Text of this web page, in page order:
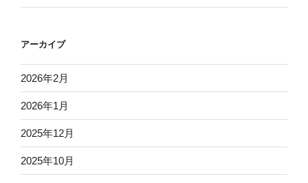
アーカイブ
2026年2月
2026年1月
2025年12月
2025年10月